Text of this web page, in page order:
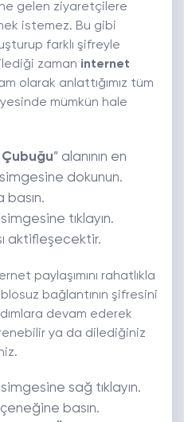
gelen ziyaretçilere
istemez. Bu gibi
farklı şifreyle
zaman internet
olarak anlattığımız tüm
mümkün hale
” alanının en
simgesine dokunun.
basın.
simgesine tıklayın.
aktifleşecektir.
paylaşımını rahatlıkla
bağlantının şifresini
devam ederek
ya da dilediğiniz
simgesine sağ tıklayın.
basın.